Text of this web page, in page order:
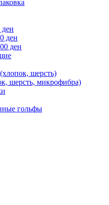
ден
ден
шерсть)
шерсть, микрофибра)
гольфы